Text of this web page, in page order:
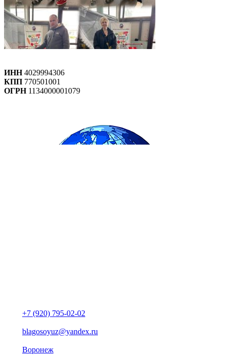
ИНН4029994306
КПП 770501001
ОГРН1134000001079
+7 (920) 795-02-02
blagosoyuz@yandex.ru
Воронеж